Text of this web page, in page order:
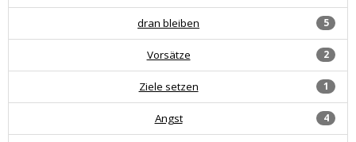
5
dran bleiben
2
Vorsätze
1
Ziele setzen
4
Angst